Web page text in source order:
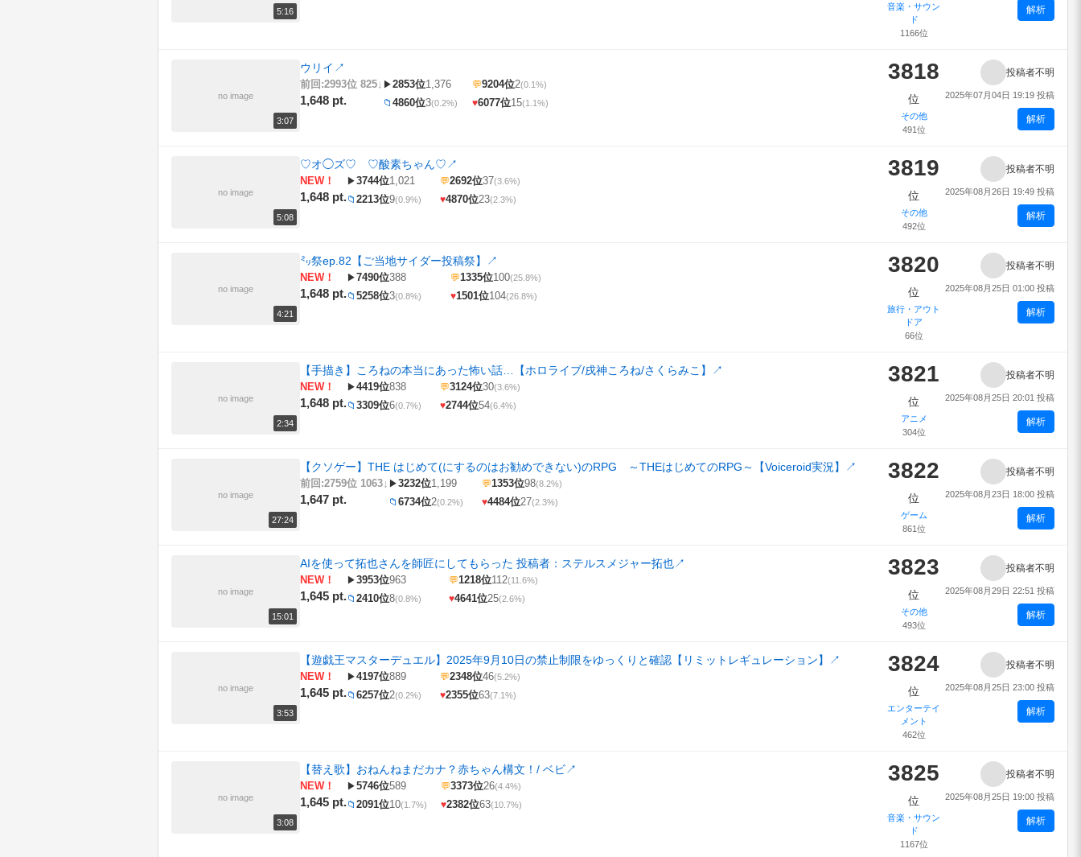
5:16
音楽・サウン
ド
1166位
解析
no image
3:07
ウリイ ↗
前回:2993位 825↓
1,648 pt.
▶2853位1,376 💬9204位2(0.1%)
📁 4860位3(0.2%) ♥6077位15(1.1%)
3818
位
その他
491位
投稿者不明
2025年07月04日 19:19 投稿
解析
no image
5:08
♡オ◯ズ♡ ♡酸素ちゃん♡↗
NEW！
1,648 pt.
▶3744位1,021 💬2692位37(3.6%)
📁 2213位9(0.9%) ♥4870位23(2.3%)
3819
位
その他
492位
投稿者不明
2025年08月26日 19:49 投稿
解析
no image
4:21
㍉祭ep.82【ご当地サイダー投稿祭】 ↗
NEW！
1,648 pt.
▶7490位388 💬1335位100(25.8%)
📁 5258位3(0.8%) ♥1501位104(26.8%)
3820
位
旅行・アウト
ドア
66位
投稿者不明
2025年08月25日 01:00 投稿
解析
no image
2:34
【手描き】ころねの本当にあった怖い話…【ホロライブ/戌神ころね/さくらみこ】 ↗
NEW！
1,648 pt.
▶4419位838 💬3124位30(3.6%)
📁 3309位6(0.7%) ♥2744位54(6.4%)
3821
位
アニメ
304位
投稿者不明
2025年08月25日 20:01 投稿
解析
no image
27:24
【クソゲー】THE はじめて(にするのはお勧めできない)のRPG ～THEはじめてのRPG～【Voiceroid実況】 ↗
前回:2759位 1063↓
1,647 pt.
▶3232位1,199 💬1353位98(8.2%)
📁 6734位2(0.2%) ♥4484位27(2.3%)
3822
位
ゲーム
861位
投稿者不明
2025年08月23日 18:00 投稿
解析
no image
15:01
AIを使って拓也さんを師匠にしてもらった 投稿者：ステルスメジャー拓也↗
NEW！
1,645 pt.
▶3953位963 💬1218位112(11.6%)
📁 2410位8(0.8%) ♥4641位25(2.6%)
3823
位
その他
493位
投稿者不明
2025年08月29日 22:51 投稿
解析
no image
3:53
【遊戯王マスターデュエル】2025年9月10日の禁止制限をゆっくりと確認【リミットレギュレーション】 ↗
NEW！
1,645 pt.
▶4197位889 💬2348位46(5.2%)
📁 6257位2(0.2%) ♥2355位63(7.1%)
3824
位
エンターテイ
メント
462位
投稿者不明
2025年08月25日 23:00 投稿
解析
no image
3:08
【替え歌】おねんねまだカナ？赤ちゃん構文！/ ベビ↗
NEW！
1,645 pt.
▶5746位589 💬3373位26(4.4%)
📁 2091位10(1.7%) ♥2382位63(10.7%)
3825
位
音楽・サウン
ド
1167位
投稿者不明
2025年08月25日 19:00 投稿
解析